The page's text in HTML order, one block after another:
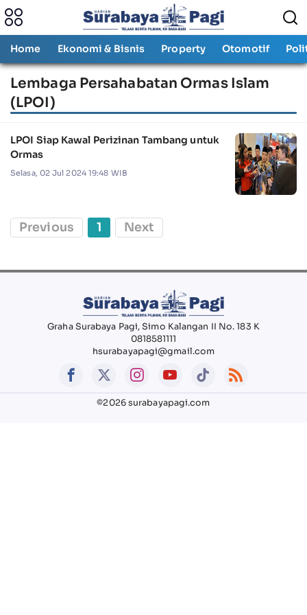
Home Ekonomi & Bisnis Property Otomotif
Lembaga Persahabatan Ormas Islam
(LPOI)
LPOI Siap Kawal Perizinan Tambang untuk
Ormas
Selasa, 02 Jul 2024 19:48 WIB
Previous 1 Next
Graha Surabaya Pagi, Simo Kalangan II No. 183 K
0818581111
hsurabayapagi@gmail.com
©2026 surabayapagi.com